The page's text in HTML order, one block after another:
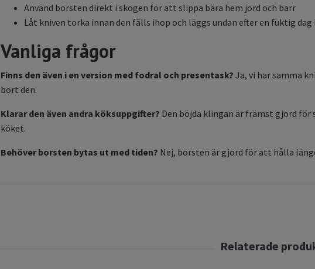
Använd borsten direkt i skogen för att slippa bära hem jord och barr
Låt kniven torka innan den fälls ihop och läggs undan efter en fuktig dag
Vanliga frågor
Finns den även i en version med fodral och presentask? Ja, vi har samma
bort den.
Klarar den även andra köksuppgifter? Den böjda klingan är främst gjord
köket.
Behöver borsten bytas ut med tiden? Nej, borsten är gjord för att hålla